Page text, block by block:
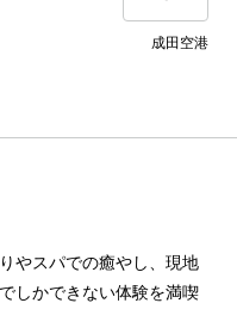
成田空港
やスパでの癒やし、現地
しかできない体験を満喫